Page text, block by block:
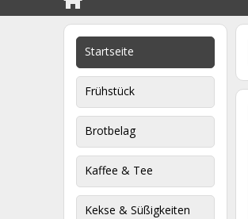
Startseite
Frühstück
Brotbelag
Kaffee & Tee
Kekse & Süßigkeiten